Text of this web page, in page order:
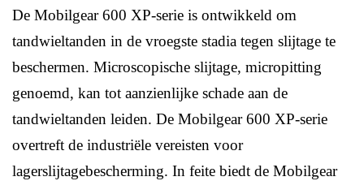
De Mobilgear 600 XP-serie is ontwikkeld om
tandwieltanden in de vroegste stadia tegen slijtage te
beschermen. Microscopische slijtage, micropitting
genoemd, kan tot aanzienlijke schade aan de
tandwieltanden leiden. De Mobilgear 600 XP-serie
overtreft de industriële vereisten voor
lagerslijtagebescherming. In feite biedt de Mobilgear